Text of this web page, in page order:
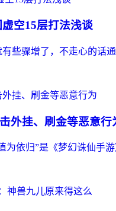
空15层打法浅谈
有些骤增了，不走心的
外挂、刷金等恶意行
为依归”是《梦幻诛仙